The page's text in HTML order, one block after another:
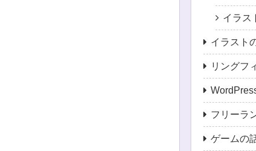
イラス
イラスト
リングフ
フリーラ
ゲームの